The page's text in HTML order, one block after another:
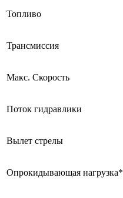
Топливо
Трансмиссия
Макс. Скорость
Поток гидравлики
Вылет стрелы
Опрокидывающая нагрузка*